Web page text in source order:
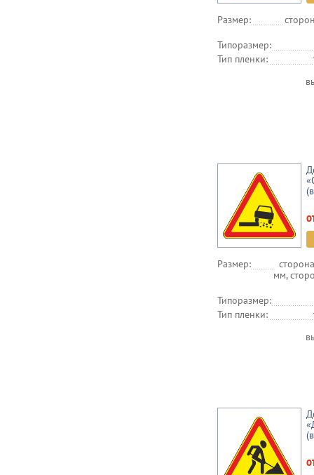
Размер:
Типоразмер:
Тип пленки:
Размер:
мм,
Типоразмер:
Тип пленки: